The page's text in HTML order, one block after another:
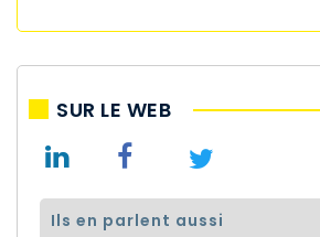
SUR LE WEB
ils en parlent aussi